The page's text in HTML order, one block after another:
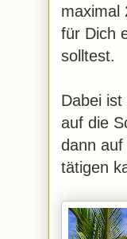
maximal
für Dich
solltest.
Dabei
auf die
dann
tätigen